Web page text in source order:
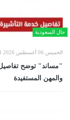
حال السعودية
الخميس 06 أغسطس 2026 03:34 مساءً
"مساند" توضح تفاصيل
والمهن المستفيدة